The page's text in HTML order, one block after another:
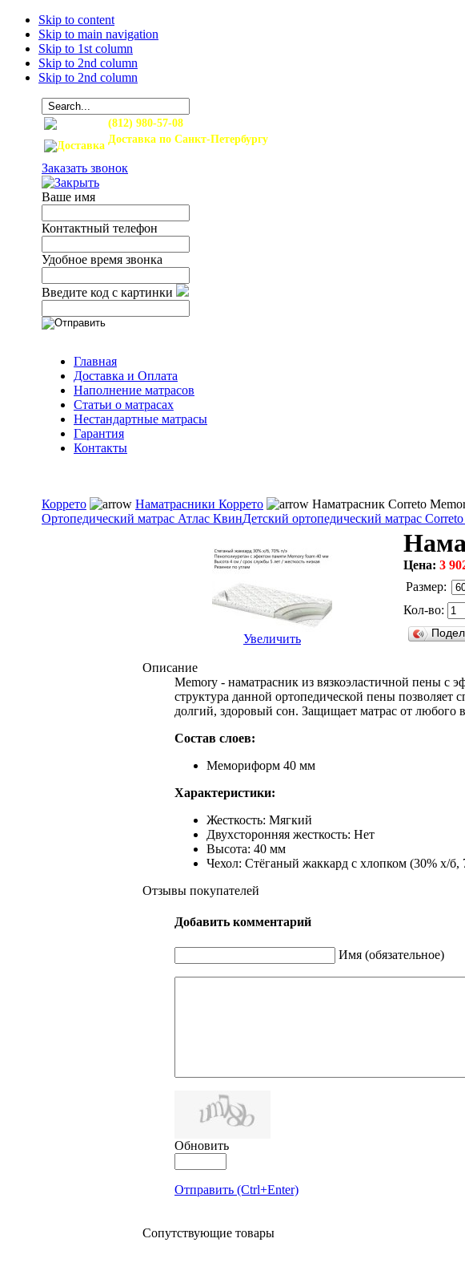
Skip to content
Skip to main navigation
Skip to 1st column
Skip to 2nd column
Skip to 2nd column
(812) 980-57-08
Доставка по Санкт-Петербургу
Заказать звонок
Ваше имя
Контактный телефон
Удобное время звонка
Введите код с картинки
Главная
Доставка и Оплата
Наполнение матрасов
Cтатьи о матрасах
Нестандартные матрасы
Гарантия
Контакты
Коррето Наматрасники Коррето
Наматрасник Correto
Ортопедический матрас Атлас КвинДетский ортопедический матрас
Увеличить
Цена: 3
Размер:
Кол-во:
Описание
Memory - наматрасник из вязкоэластичной пены с
структура данной ортопедической пены
долгий, здоровый сон. Защищает матрас от любого
Состав слоев:
Мемориформ 40 мм
Характеристики:
Жесткость: Мягкий
Двухсторонняя жесткость: Нет
Высота: 40 мм
Чехол: Стёганый жаккард с хлопком (30% х/б,
Отзывы покупателей
Добавить комментарий
Имя (обязательное)
Обновить
Отправить (Ctrl+Enter)
Сопутствующие товары